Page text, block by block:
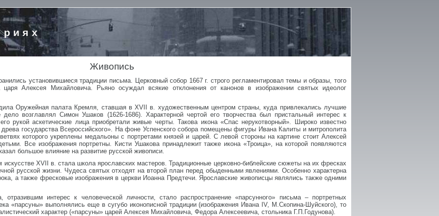
Живопись
установившиеся традиции письма. Церковный собор 1667 г. строго регламентировал темы и образы, того
царя Алексея Михайловича. Рьяно осуждал всякие отклонения от канонов в изображении святых идеолог
Оружейная палата Кремля, ставшая в XVII в. художественным центром страны, куда привлекались лучшие
возглавлял Симон Ушаков (1626-1686). Характерной чертой его творчества был пристальный интерес к
рукой аскетические лица приобретали живые черты. Такова икона «Спас нерукотворный». Широко известно
государства Всероссийского». На фоне Успенского собора помещены фигуры Ивана Калиты и митрополита
которого укреплены медальоны с портретами князей и царей. С левой стороны на картине стоит Алексей
Все изображения портретны. Кисти Ушакова принадлежит также икона «Троица», на которой появляются
большое влияние на развитие русской живописи.
XVII в. стала школа ярославских мастеров. Традиционные церковно-библейские сюжеты на их фресках
русской жизни. Чудеса святых отходят на второй план перед обыденными явлениями. Особенно характерна
а также фресковые изображения в церкви Иоанна Предтечи. Ярославские живописцы являлись также одними
отразившим интерес к человеческой личности, стало распространение «парсунного» письма – портретных
«парсуны» выполнялись еще в сугубо иконописной традиции (изображения Ивана IV, М.Скопина-Шуйского), то
характер («парсуны» царей Алексея Михайловича, Федора Алексеевича, стольника Г.П.Годунова).